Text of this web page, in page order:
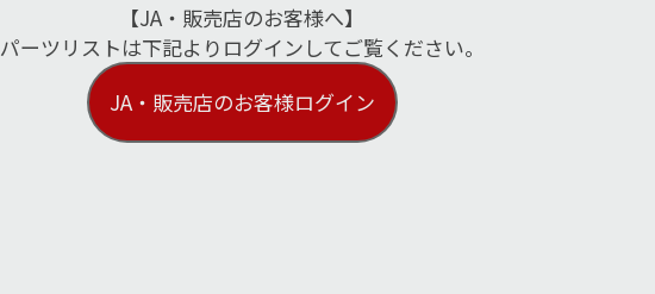
【JA・販売店のお客様へ】
パーツリストは下記よりログインしてご覧ください。
JA・販売店のお客様ログイン